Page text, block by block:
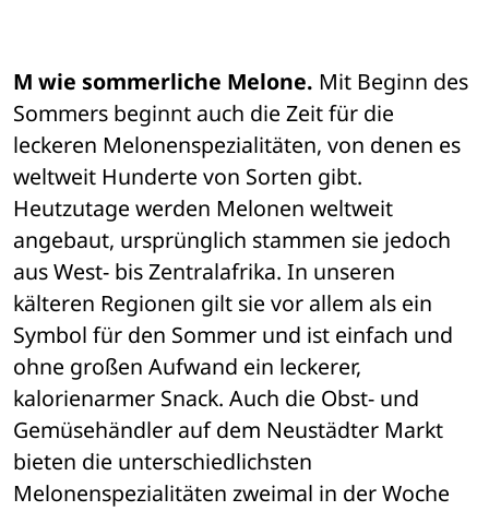
M wie sommerliche Melone. Mit Beginn des
Sommers beginnt auch die Zeit für die
leckeren Melonenspezialitäten, von denen es
weltweit Hunderte von Sorten gibt.
Heutzutage werden Melonen weltweit
angebaut, ursprünglich stammen sie jedoch
aus West- bis Zentralafrika. In unseren
kälteren Regionen gilt sie vor allem als ein
Symbol für den Sommer und ist einfach und
ohne großen Aufwand ein leckerer,
kalorienarmer Snack. Auch die Obst- und
Gemüsehändler auf dem Neustädter Markt
bieten die unterschiedlichsten
Melonenspezialitäten zweimal in der Woche